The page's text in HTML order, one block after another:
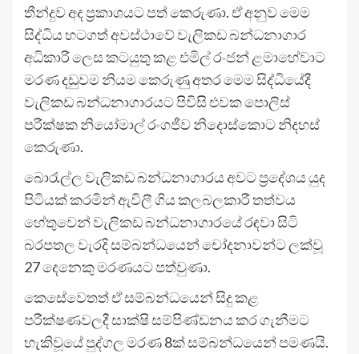
තීන්දුව අද ප්‍රකාශයට පත් කෙරුණා. ඒ අනුව මෙම
සිද්ධිය හටගත් අවස්ථාවේ වැලිකඩ බන්ධනාගාර
අධිකාරී ලෙස කටයුතු කළ එමිල් රංජන් ළමාහේවාට
මරණ දඩුවම නියම කෙරුණු අතර මෙම සිද්ධියේදී
වැලිකඩ බන්ධනාගාරයට පිවිසි එවක පොලිස්
පරීක්ෂක නියෝමාල් රංගජීව නිදොස්කොට නිදහස්
කෙරුණා.
බොරැල්ල වැලිකඩ බන්ධනාගාරය අවට ප්‍රදේශය යුද
පිටියක් කරමින් ඇවිලී ගිය කලබලකාරී තත්වය
හේතුවෙන් වැලිකඩ බන්ධනාගාරයේ රඳවා සිටි
බරපතල වැරදි සම්බන්ධයෙන් චෝදනාවන්ට ලක්වූ
27 දෙනෙකු මරණයට පත්වුණා.
කෙසේවෙතත් ඒ සම්බන්ධයෙන් සිදු කළ
පරීක්ෂණවලදී සාක්ෂි සම්පිණ්ඩනය කර ගැනීමට
හැකිවූයේ පුද්ගල මරණ 8ක් සම්බන්ධයෙන් පමණයි.